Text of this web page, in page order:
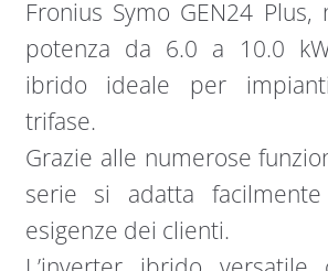
Fronius Symo GEN24 Plus,
potenza da 6.0 a 10.0
ibrido ideale per
trifase.
Grazie alle numerose
serie si adatta
esigenze dei clienti.